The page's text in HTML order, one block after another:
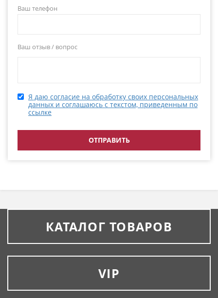
Ваш телефон
Ваш отзыв / вопрос
Я даю согласие на обработку своих персональных
данных и соглашаюсь с текстом, приведенным по
ссылке
КАТАЛОГ ТОВАРОВ
VIP